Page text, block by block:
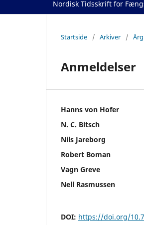
Nordisk Tidsskrift for
Startside / Arkiver /
Anmeldelser
Hanns von Hofer
N. C. Bitsch
Nils Jareborg
Robert Boman
Vagn Greve
Nell Rasmussen
DOI: https://doi.org/